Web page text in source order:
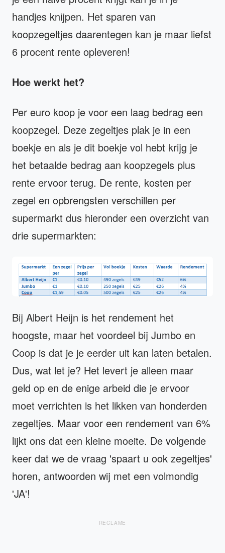
handjes knijpen. Het sparen van
koopzegeltjes daarentegen kan je maar liefst
6 procent rente opleveren!
Hoe werkt het?
Per euro koop je voor een laag bedrag een
koopzegel. Deze zegeltjes plak je in een
boekje en als je dit boekje vol hebt krijg je
het betaalde bedrag aan koopzegels plus
rente ervoor terug. De rente, kosten per
zegel en opbrengsten verschillen per
supermarkt dus hieronder een overzicht van
drie supermarkten:
Bij Albert Heijn is het rendement het
hoogste, maar het voordeel bij Jumbo en
Coop is dat je je eerder uit kan laten betalen.
Dus, wat let je? Het levert je alleen maar
geld op en de enige arbeid die je ervoor
moet verrichten is het likken van honderden
zegeltjes. Maar voor een rendement van 6%
lijkt ons dat een kleine moeite. De volgende
keer dat we de vraag 'spaart u ook zegeltjes'
horen, antwoorden wij met een volmondig
'JA'!
RECLAME